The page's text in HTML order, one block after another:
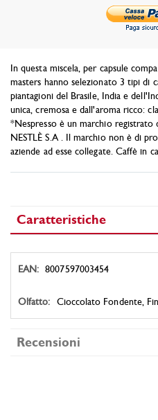
In questa miscela, per capsule
masters hanno selezionato 3 tipi di
piantagioni del Brasile, India e
unica, cremosa e dall'aroma ricco:
*Nespresso è un marchio registrato
NESTLÈ S.A . Il marchio non è di
aziende ad esse collegate. Caffè in
Caratteristiche
8007597003454
Cioccolato Fondente,
Recensioni